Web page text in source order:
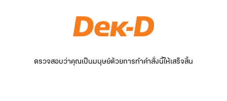
ตรวจสอบว่าคุณเป็นมนุษย์ด้วยการทำคำสั่งนี้ให้เสร็จสิ้น